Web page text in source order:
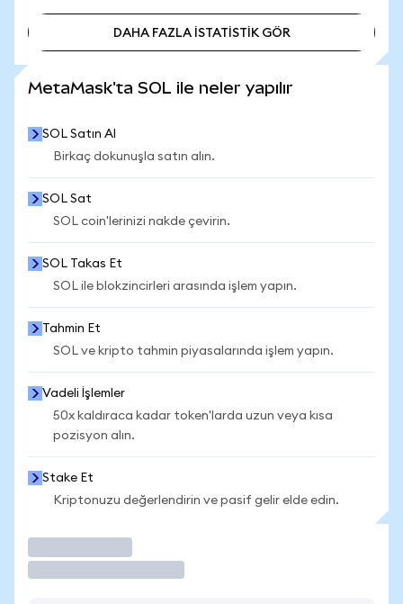
DAHA FAZLA İSTATİSTİK GÖR
MetaMask'ta SOL ile neler yapılır
SOL Satın Al
Birkaç dokunuşla satın alın.
SOL Sat
SOL coin'lerinizi nakde çevirin.
SOL Takas Et
SOL ile blokzincirleri arasında işlem yapın.
Tahmin Et
SOL ve kripto tahmin piyasalarında işlem yapın.
Vadeli İşlemler
50x kaldıraca kadar token'larda uzun veya kısa
pozisyon alın.
Stake Et
Kriptonuzu değerlendirin ve pasif gelir elde edin.